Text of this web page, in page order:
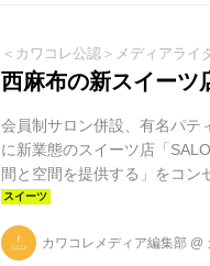
＜カワコレ公認＞メディアライ
西麻布の新スイーツ
会員制サロン併設、有名パテ
に新業態のスイーツ店「
間と空間を提供する」をコン
が最先端の技術で提供。また
員制のサロンを併設してい
い商品 ＜Take out＞ プチガ
カワコレメディア編集部 @